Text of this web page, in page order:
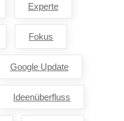
Experte
Fokus
Google Update
Ideenüberfluss